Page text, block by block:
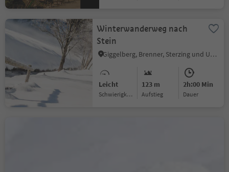
Winterwanderweg nach
Stein
Giggelberg, Brenner, Sterzing und Umgebung
Leicht
Schwierigkeitsgrad
123 m
Aufstieg
2h:00 Min
Dauer